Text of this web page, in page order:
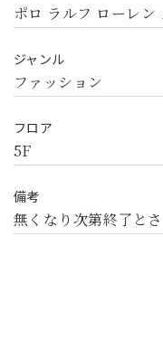
ポロ ラルフ ローレン
ジャンル
ファッション
フロア
5F
備考
無くなり次第終了と